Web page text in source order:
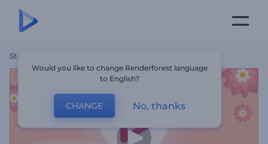
Startseite
Would you like to change Renderforest language
to English?
CHANGE No, thanks